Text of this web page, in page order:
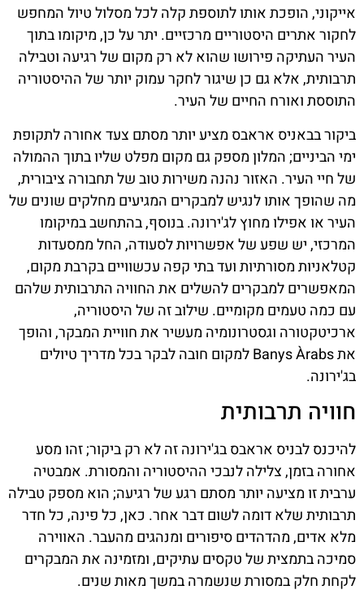
אייקוני, הופכת אותו לתוספת קלה לכל מסלול טיול המחפש
לחקור אתרים היסטוריים מרכזיים. יתר על כן, מיקומו בתוך
העיר העתיקה פירושו שהוא לא רק מקום של רגיעה וטבילה
תרבותית, אלא גם כן שיגור לחקר עמוק יותר של ההיסטוריה
התוססת ואורח החיים של העיר.
ביקור בבאניס אראבס מציע יותר מסתם צעד אחורה לתקופת
ימי הביניים; המלון מספק גם מקום מפלט שליו בתוך ההמולה
של חיי העיר. האזור נהנה משירות טוב של תחבורה ציבורית,
מה שהופך אותו לנגיש למבקרים המגיעים מחלקים שונים של
העיר או אפילו מחוץ לג'ירונה. בנוסף, בהתחשב במיקומו
המרכזי, יש שפע של אפשרויות לסעודה, החל ממסעדות
קטלאניות מסורתיות ועד בתי קפה עכשוויים בקרבת מקום,
המאפשרים למבקרים להשלים את החוויה התרבותית שלהם
עם כמה טעמים מקומיים. שילוב זה של היסטוריה,
ארכיטקטורה וגסטרונומיה מעשיר את חוויית המבקר, והופך
את Banys Àrabs למקום חובה לבקר בכל מדריך טיולים
בג'ירונה.
חוויה תרבותית
להיכנס לבניס אראבס בג'ירונה זה לא רק ביקור; זהו מסע
אחורה בזמן, צלילה לנבכי ההיסטוריה והמסורת. אמבטיה
ערבית זו מציעה יותר מסתם רגע של רגיעה; הוא מספק טבילה
תרבותית שלא דומה לשום דבר אחר. כאן, כל פינה, כל חדר
מלא אדים, מהדהדים סיפורים ומנהגים מהעבר. האווירה
סמיכה בתמצית של טקסים עתיקים, ומזמינה את המבקרים
לקחת חלק במסורת שנשמרה במשך מאות שנים.